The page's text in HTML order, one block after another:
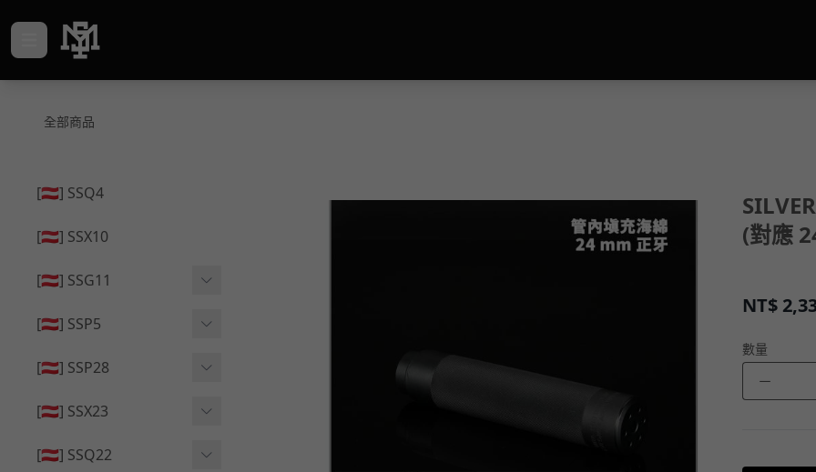
全部商品
[🇦🇹] SSQ4
[🇦🇹] SSX10
[🇦🇹] SSG11
🔄 原廠 ⧸ 零件
[🇦🇹] SSP5
🔄 原廠 ⧸ 零件
[🇦🇹] SSP28
🔄 原廠 ⧸ 零件
[🇦🇹] SSX23
🟦 主體 ⧸ 彈匣
[🇦🇹] SSQ22
(對應
NT$
數量
－